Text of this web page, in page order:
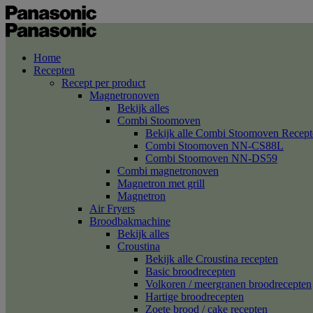
Home
Recepten
Recept per product
Magnetronoven
Bekijk alles
Combi Stoomoven
Bekijk alle Combi Stoomoven
Combi Stoomoven NN-CS88L
Combi Stoomoven NN-DS59
Combi magnetronoven
Magnetron met grill
Magnetron
Air Fryers
Broodbakmachine
Bekijk alles
Croustina
Bekijk alle Croustina recepten
Basic broodrecepten
Volkoren / meergranen broodrecepten
Hartige broodrecepten
Zoete brood / cake recepten